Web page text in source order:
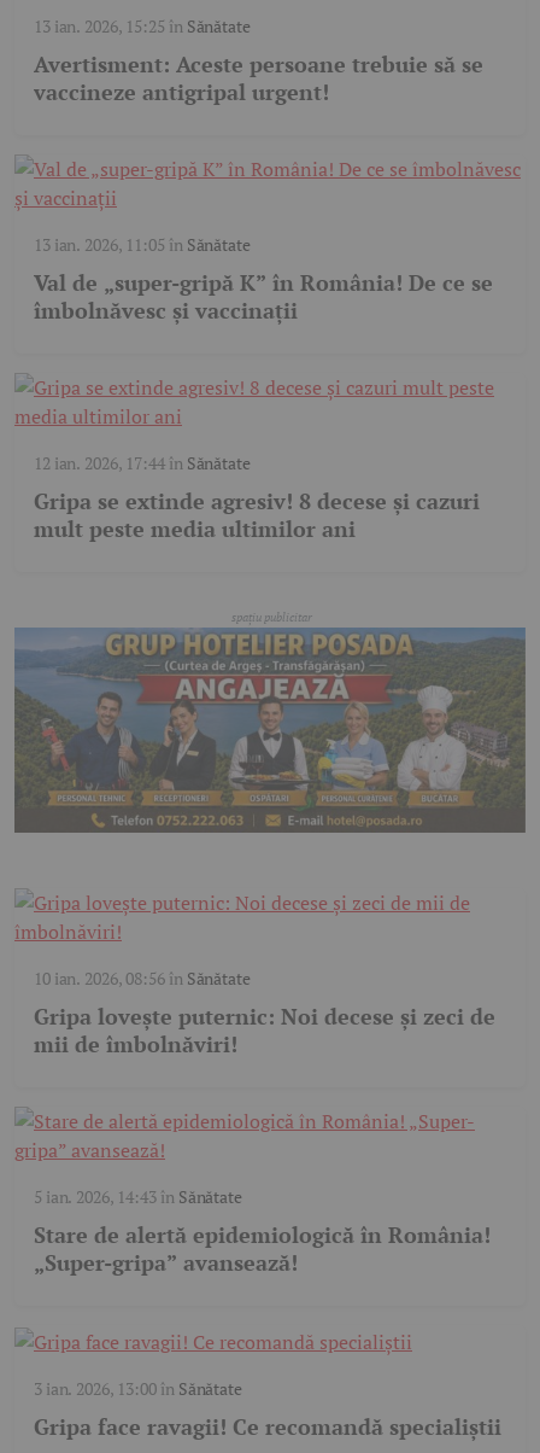
13 ian. 2026, 15:25 în Sănătate
Avertisment: Aceste persoane trebuie să se
vaccineze antigripal urgent!
13 ian. 2026, 11:05 în Sănătate
Val de „super-gripă K” în România! De ce se
îmbolnăvesc și vaccinații
12 ian. 2026, 17:44în Sănătate
Gripa se extinde agresiv! 8 decese și cazuri
mult peste media ultimilor ani
10 ian. 2026, 08:56în Sănătate
Gripa lovește puternic: Noi decese și zeci de
mii de îmbolnăviri!
5 ian. 2026, 14:43în Sănătate
Stare de alertă epidemiologică în România!
„Super-gripa” avansează!
3 ian. 2026, 13:00în Sănătate
Gripa face ravagii! Ce recomandă specialiștii